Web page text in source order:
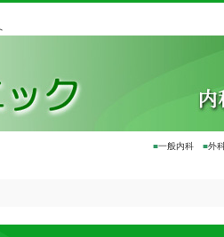
■一般内科 ■外